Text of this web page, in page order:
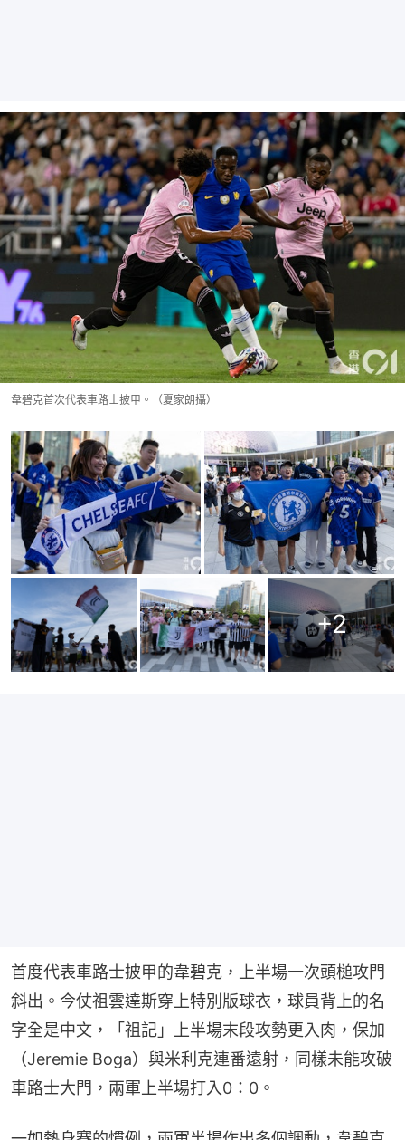
韋碧克首次代表車路士披甲。（夏家朗攝）
+2
首度代表車路士披甲的韋碧克，上半場一次頭槌攻門
斜出。今仗祖雲達斯穿上特別版球衣，球員背上的名
字全是中文，「祖記」上半場末段攻勢更入肉，保加
（Jeremie Boga）與米利克連番遠射，同樣未能攻破
車路士大門，兩軍上半場打入0：0。